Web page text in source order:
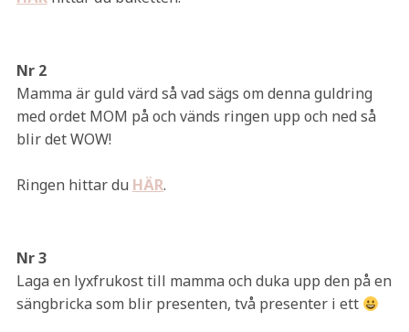
Nr 2
Mamma är guld värd så vad sägs om denna guldring
med ordet MOM på och vänds ringen upp och ned så
blir det WOW!
Ringen hittar du HÄR.
Nr 3
Laga en lyxfrukost till mamma och duka upp den på en
sängbricka som blir presenten, två presenter i ett